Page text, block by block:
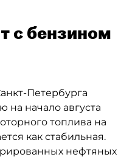
с бензином
Петербурга
на начало августа
топлива на
как стабильная.
нефтяных